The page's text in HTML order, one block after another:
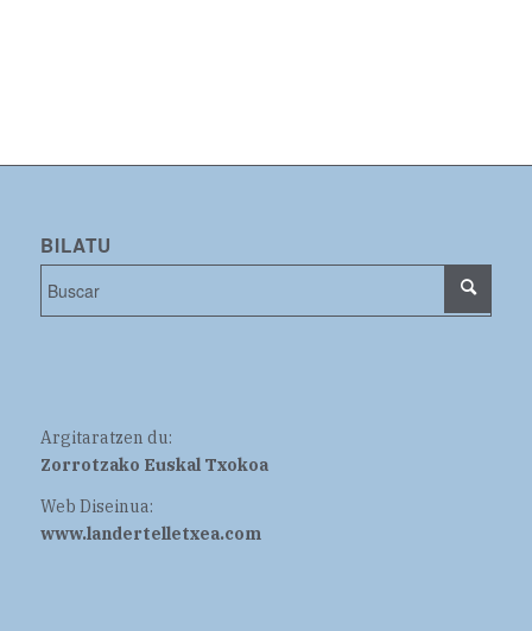
BILATU
Argitaratzen du:
Zorrotzako Euskal Txokoa
Web Diseinua:
www.landertelletxea.com